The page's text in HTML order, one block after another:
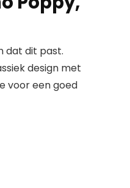
dat dit past.
design met
voor een goed